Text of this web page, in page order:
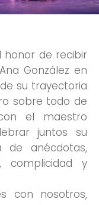
honor de recibir
González en
su trayectoria
sobre todo de
el maestro
juntos su
de anécdotas,
complicidad y
con nosotros,